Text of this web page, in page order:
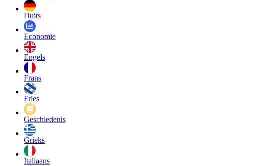
Duits
Economie
Engels
Frans
Fries
Geschiedenis
Grieks
Italiaans